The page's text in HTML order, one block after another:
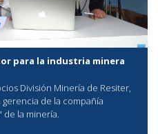
para la industria minera
División Minería de Resiter,
de la compañía
de la minería.